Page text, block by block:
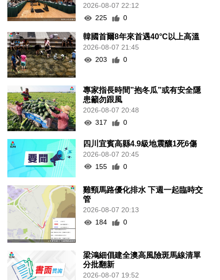
2026-08-07 22:12
225
0
韓國首爾8年來首遇40°C以上高溫
2026-08-07 21:45
203
0
專家指長時間”抱冬瓜”或有安全隱
患籲勿跟風
2026-08-07 20:48
317
0
四川宜賓高縣4.9級地震釀1死6傷
2026-08-07 20:45
155
0
雞頸馬路優化排水 下週一起臨時交
管
2026-08-07 20:13
184
0
梁鴻細倡建全澳高風險斑馬線清單
分批翻新
2026-08-07 19:52